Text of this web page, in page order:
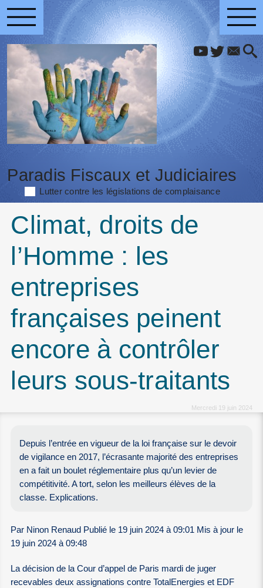
Paradis Fiscaux et Judiciaires
Lutter contre les législations de complaisance
Climat, droits de
l’Homme : les
entreprises
françaises peinent
encore à contrôler
leurs sous-traitants
Mercredi 19 juin 2024
Depuis l’entrée en vigueur de la loi française sur le devoir
de vigilance en 2017, l’écrasante majorité des entreprises
en a fait un boulet réglementaire plus qu’un levier de
compétitivité. A tort, selon les meilleurs élèves de la
classe. Explications.
Par Ninon Renaud Publié le 19 juin 2024 à 09:01 Mis à jour le
19 juin 2024 à 09:48
La décision de la Cour d’appel de Paris mardi de juger
recevables deux assignations contre TotalEnergies et EDF